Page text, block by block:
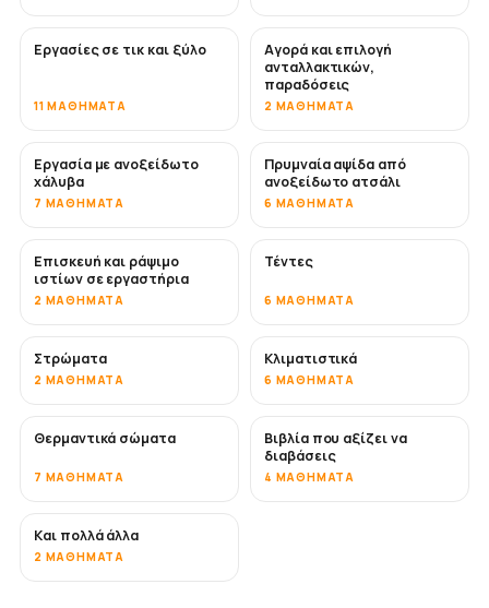
Εργασίες σε τικ και ξύλο
11 ΜΑΘΉΜΑΤΑ
ΣΎΝΤΟΜΑ
Αγορά και επιλογή
ανταλλακτικών,
παραδόσεις
2 ΜΑΘΉΜΑΤΑ
ΣΎΝΤΟΜΑ
Εργασία με ανοξείδωτο
χάλυβα
7 ΜΑΘΉΜΑΤΑ
Πρυμναία αψίδα από
ανοξείδωτο ατσάλι
6 ΜΑΘΉΜΑΤΑ
ΣΎΝΤΟΜΑ
Επισκευή και ράψιμο
ιστίων σε εργαστήρια
2 ΜΑΘΉΜΑΤΑ
Τέντες
6 ΜΑΘΉΜΑΤΑ
Στρώματα
2 ΜΑΘΉΜΑΤΑ
ΣΎΝΤΟΜΑ
Κλιματιστικά
6 ΜΑΘΉΜΑΤΑ
ΣΎΝΤΟΜΑ
Θερμαντικά σώματα
7 ΜΑΘΉΜΑΤΑ
ΣΎΝΤΟΜΑ
Βιβλία που αξίζει να
διαβάσεις
4 ΜΑΘΉΜΑΤΑ
ΣΎΝΤΟΜΑ
Και πολλά άλλα
2 ΜΑΘΉΜΑΤΑ